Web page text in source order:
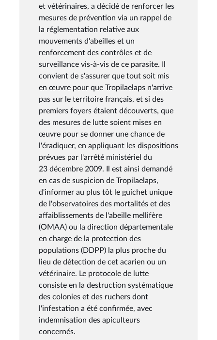
et vétérinaires, a décidé de renforcer les
mesures de prévention via un rappel de
la réglementation relative aux
mouvements d'abeilles et un
renforcement des contrôles et de
surveillance vis-à-vis de ce parasite. Il
convient de s'assurer que tout soit mis
en œuvre pour que Tropilaelaps n'arrive
pas sur le territoire français, et si des
premiers foyers étaient découverts, que
des mesures de lutte soient mises en
œuvre pour se donner une chance de
l'éradiquer, en appliquant les dispositions
prévues par l'arrêté ministériel du
23 décembre 2009. Il est ainsi demandé
en cas de suspicion de Tropilaelaps,
d'informer au plus tôt le guichet unique
de l'observatoires des mortalités et des
affaiblissements de l'abeille mellifère
(OMAA) ou la direction départementale
en charge de la protection des
populations (DDPP) la plus proche du
lieu de détection de cet acarien ou un
vétérinaire. Le protocole de lutte
consiste en la destruction systématique
des colonies et des ruchers dont
l'infestation a été confirmée, avec
indemnisation des apiculteurs
concernés.